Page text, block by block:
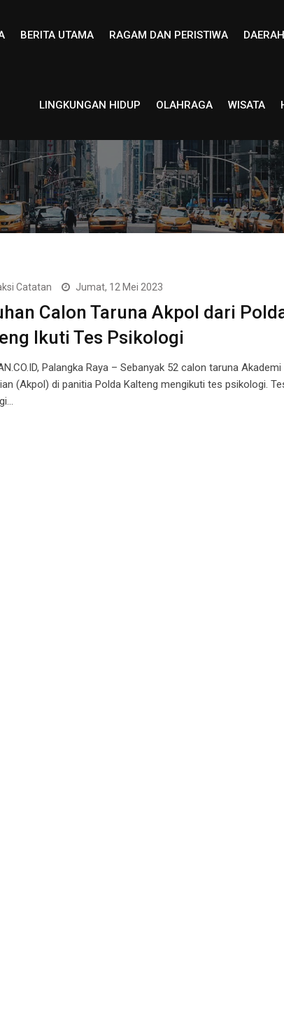
BERITA UTAMA RAGAM DAN PERISTIWA DAERAH
LINGKUNGAN HIDUP OLAHRAGA WISATA
Catatan Jumat, 12 Mei 2023
Calon Taruna Akpol dari
Ikuti Tes Psikologi
Palangka Raya – Sebanyak 52 calon taruna Akademi
(Akpol) di panitia Polda Kalteng mengikuti tes psikologi.